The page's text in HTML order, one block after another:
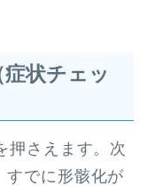
状チェッ
押さえます。次
すでに形骸化が